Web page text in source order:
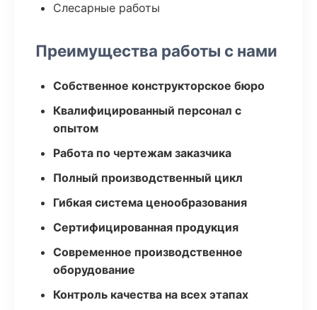
Слесарные работы
Преимущества работы с нами
Собственное конструкторское бюро
Квалифицированный персонал с
опытом
Работа по чертежам заказчика
Полный производственный цикл
Гибкая система ценообразования
Сертифицированная продукция
Современное производственное
оборудование
Контроль качества на всех этапах